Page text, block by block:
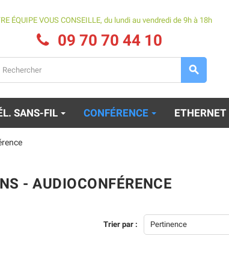
ÉQUIPE VOUS CONSEILLE, du lundi au vendredi de 9h à 18h
09 70 70 44 10

SANS-FIL CONFÉRENCE ETHERNET
- AUDIOCONFÉRENCE
Trier par : Pertinence